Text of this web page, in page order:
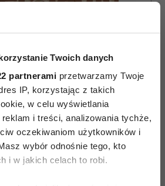
Twoich danych
partnerami przetwarzamy Twoje
IP, korzystając z takich
w celu wyświetlania
i treści, analizowania tychże,
oczekiwaniom użytkowników i
wybór odnośnie tego, kto
i w jakich celach to robi.